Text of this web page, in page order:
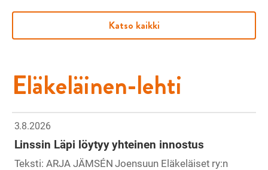
Katso kaikki
Eläkeläinen-lehti
3.8.2026
Linssin Läpi löytyy yhteinen innostus
Teksti: ARJA JÄMSÉN Joensuun Eläkeläiset ry:n